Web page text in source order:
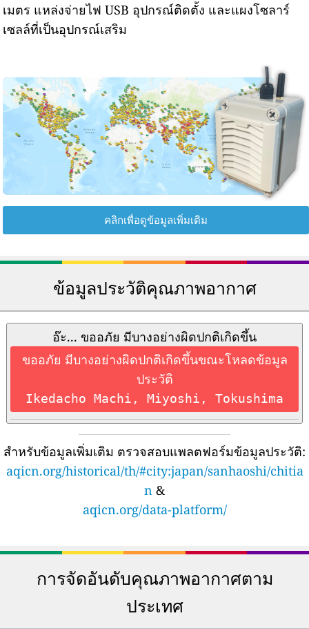
เมตร แหล่งจ่ายไฟ USB อุปกรณ์ติดตั้ง และแผงโซลาร์
เซลล์ที่เป็นอุปกรณ์เสริม
คลิกเพื่อดูข้อมูลเพิ่มเติม
ข้อมูลประวัติคุณภาพอากาศ
อ๊ะ... ขออภัย มีบางอย่างผิดปกติเกิดขึ้น
ขออภัย มีบางอย่างผิดปกติเกิดขึ้นขณะโหลดข้อมูล
ประวัติ
Ikedacho Machi, Miyoshi, Tokushima
สำหรับข้อมูลเพิ่มเติม ตรวจสอบแพลตฟอร์มข้อมูลประวัติ:
aqicn.org/historical/th/#city:japan/sanhaoshi/chitia
n &
aqicn.org/data-platform/
การจัดอันดับคุณภาพอากาศตาม
ประเทศ